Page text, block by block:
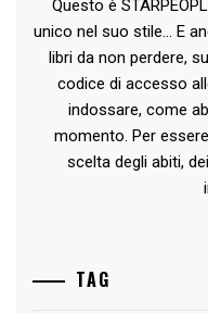
Questo è
unico nel suo stile... E
libri da non perdere,
codice di accesso
indossare, come
momento. Per
scelta degli abiti,
TAG